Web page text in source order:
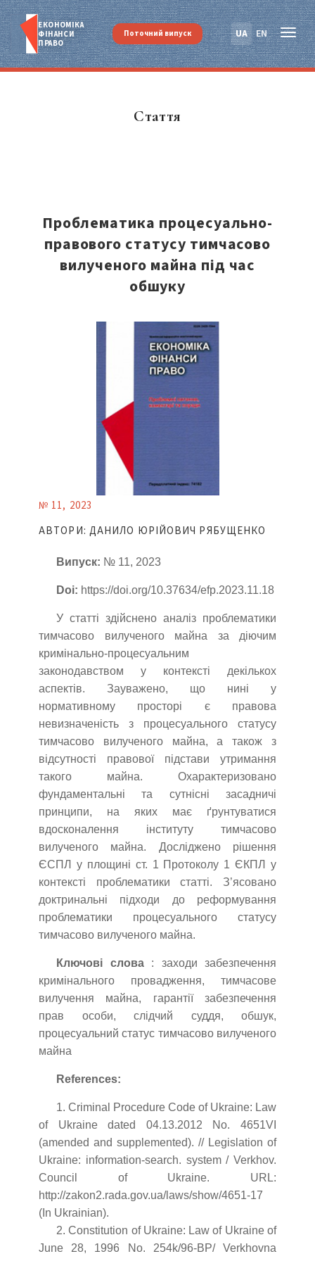
ЕКОНОМІКА
ФІНАНСИ
ПРАВО
UA EN
Поточний випуск
Стаття
Проблематика процесуально-
правового статусу тимчасово
вилученого майна під час
обшуку
№ 11, 2023
АВТОРИ: ДАНИЛО ЮРІЙОВИЧ РЯБУЩЕНКО
Випуск: № 11, 2023
Doi: https://doi.org/10.37634/efp.2023.11.18
У статті здійснено аналіз проблематики
тимчасово вилученого майна за діючим
кримінально-процесуальним
законодавством у контексті декількох
аспектів. Зауважено, що нині у
нормативному просторі є правова
невизначеність з процесуального статусу
тимчасово вилученого майна, а також з
відсутності правової підстави утримання
такого майна. Охарактеризовано
фундаментальні та сутнісні засадничі
принципи, на яких має ґрунтуватися
вдосконалення інституту тимчасово
вилученого майна. Досліджено рішення
ЄСПЛ у площині ст. 1 Протоколу 1 ЄКПЛ у
контексті проблематики статті. З’ясовано
доктринальні підходи до реформування
проблематики процесуального статусу
тимчасово вилученого майна.
Ключові слова: заходи забезпечення
кримінального провадження, тимчасове
вилучення майна, гарантії забезпечення
прав особи, слідчий суддя, обшук,
процесуальний статус тимчасово вилученого
майна
References:
1. Criminal Procedure Code of Ukraine: Law
of Ukraine dated 04.13.2012 No. 4651VI
(amended and supplemented). // Legislation of
Ukraine: information-search. system / Verkhov.
Council of Ukraine. URL:
http://zakon2.rada.gov.ua/laws/show/4651-17
(In Ukrainian).
2. Constitution of Ukraine: Law of Ukraine of
June 28, 1996 No. 254k/96-ВР/ Verkhovna